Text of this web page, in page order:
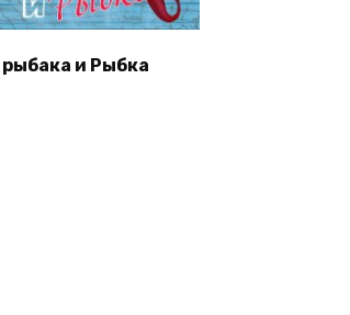
и Рыбка